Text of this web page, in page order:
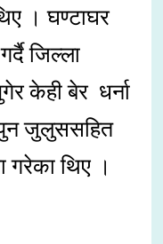
। घण्टाघर
जिल्ला
केही बेर धर्ना
जुलुससहित
गरेका थिए ।